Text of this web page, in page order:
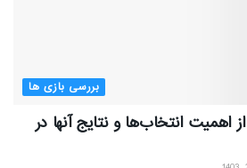
بررسی بازی ها
توسعه دهنده Avowed از اهمیت انتخاب‌ها و نتایج آنها در